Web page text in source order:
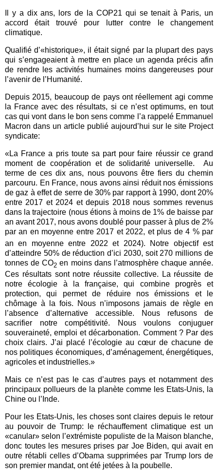
Il y a dix ans, lors de la COP21 qui se tenait à Paris, un
accord était trouvé pour lutter contre le changement
climatique.
Qualifié d’«historique», il était signé par la plupart des pays
qui s’engageaient à mettre en place un agenda précis afin
de rendre les activités humaines moins dangereuses pour
l’avenir de l’Humanité.
Depuis 2015, beaucoup de pays ont réellement agi comme
la France avec des résultats, si ce n’est optimums, en tout
cas qui vont dans le bon sens comme l’a rappelé Emmanuel
Macron dans un article publié aujourd’hui sur le site Project
syndicate:
«La France a pris toute sa part pour faire réussir ce grand
moment de coopération et de solidarité universelle.
Au
terme de ces dix ans, nous pouvons être fiers du chemin
parcouru. En France, nous avons ainsi réduit nos émissions
de gaz à effet de serre de 30% par rapport à 1990, dont 20%
entre 2017 et 2024 et depuis 2018 nous sommes revenus
dans la trajectoire (nous étions à moins de 1% de baisse par
an avant 2017, nous avons doublé pour passer à plus de 2%
par an en moyenne entre 2017 et 2022, et plus de 4 % par
an en moyenne entre 2022
et 2024). Notre objectif est
d’atteindre 50% de réduction d’ici 2030, soit 270 millions de
tonnes de CO2 en moins dans l’atmosphère chaque année.
Ces résultats sont notre réussite collective. La réussite de
notre écologie à la française, qui combine progrès et
protection, qui permet de réduire nos émissions et le
chômage à la fois. Nous n’imposons jamais de règle en
l’absence d’alternative accessible. Nous refusons de
sacrifier notre compétitivité. Nous voulons conjuguer
souveraineté, emploi et décarbonation. Comment ? Par des
choix clairs. J’ai placé l’écologie au cœur de chacune de
nos politiques économiques, d’aménagement, énergétiques,
agricoles et industrielles.»
Mais ce n’est pas le cas d’autres pays et notamment des
principaux pollueurs de la planète comme les Etats-Unis, la
Chine ou l’Inde.
Pour les Etats-Unis, les choses sont claires depuis le retour
au pouvoir de Trump: le réchauffement climatique est un
«canular» selon l’extrémiste populiste de la Maison blanche,
donc toutes les mesures prises par Joe Biden, qui avait en
outre rétabli celles d’Obama supprimées par Trump lors de
son premier mandat, ont été jetées à la poubelle.